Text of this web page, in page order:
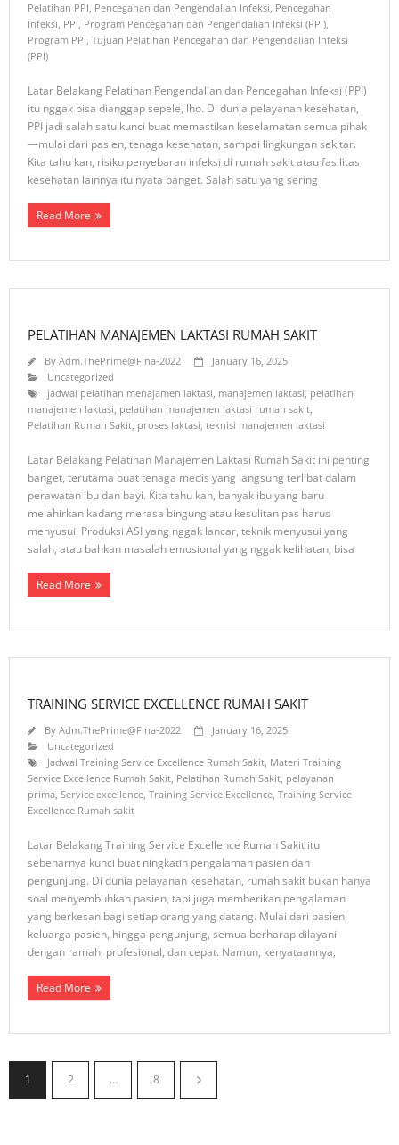
Pelatihan PPI, Pencegahan dan Pengendalian Infeksi, Pencegahan
Infeksi, PPI, Program Pencegahan dan Pengendalian Infeksi (PPI),
Program PPI, Tujuan Pelatihan Pencegahan dan Pengendalian Infeksi
(PPI)
Latar Belakang Pelatihan Pengendalian dan Pencegahan Infeksi (PPI)
itu nggak bisa dianggap sepele, lho. Di dunia pelayanan kesehatan,
PPI jadi salah satu kunci buat memastikan keselamatan semua pihak
—mulai dari pasien, tenaga kesehatan, sampai lingkungan sekitar.
Kita tahu kan, risiko penyebaran infeksi di rumah sakit atau fasilitas
kesehatan lainnya itu nyata banget. Salah satu yang sering
Read More
PELATIHAN MANAJEMEN LAKTASI RUMAH SAKIT
By Adm.ThePrime@Fina-2022
January 16, 2025
Uncategorized
jadwal pelatihan menajamen laktasi, manajemen laktasi, pelatihan
manajemen laktasi, pelatihan manajemen laktasi rumah sakit,
Pelatihan Rumah Sakit, proses laktasi, teknisi manajemen laktasi
Latar Belakang Pelatihan Manajemen Laktasi Rumah Sakit ini penting
banget, terutama buat tenaga medis yang langsung terlibat dalam
perawatan ibu dan bayi. Kita tahu kan, banyak ibu yang baru
melahirkan kadang merasa bingung atau kesulitan pas harus
menyusui. Produksi ASI yang nggak lancar, teknik menyusui yang
salah, atau bahkan masalah emosional yang nggak kelihatan, bisa
Read More
TRAINING SERVICE EXCELLENCE RUMAH SAKIT
By Adm.ThePrime@Fina-2022
January 16, 2025
Uncategorized
Jadwal Training Service Excellence Rumah Sakit, Materi Training
Service Excellence Rumah Sakit, Pelatihan Rumah Sakit, pelayanan
prima, Service excellence, Training Service Excellence, Training Service
Excellence Rumah sakit
Latar Belakang Training Service Excellence Rumah Sakit itu
sebenarnya kunci buat ningkatin pengalaman pasien dan
pengunjung. Di dunia pelayanan kesehatan, rumah sakit bukan hanya
soal menyembuhkan pasien, tapi juga memberikan pengalaman
yang berkesan bagi setiap orang yang datang. Mulai dari pasien,
keluarga pasien, hingga pengunjung, semua berharap dilayani
dengan ramah, profesional, dan cepat. Namun, kenyataannya,
Read More
1 2 … 8